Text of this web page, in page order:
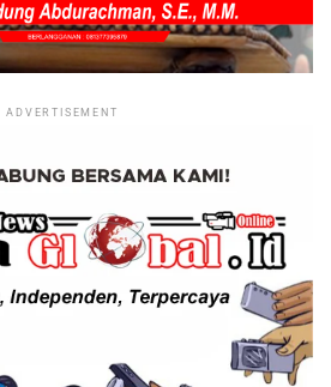
ADVERTISEMENT